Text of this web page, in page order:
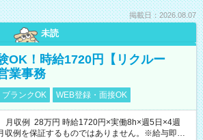
掲載日：2026.08.07
未読
OK！時給1720円【リクルー
業事務
ブランクOK WEB登録・面接OK
収例 28万円 時給1720円×実働8h×週5日×4週
例を保証するものではありません。※給与即受